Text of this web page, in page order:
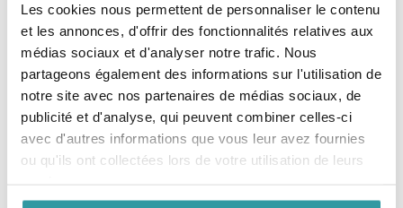
Les cookies nous permettent de personnaliser le contenu
et les annonces, d'offrir des fonctionnalités relatives aux
médias sociaux et d'analyser notre trafic. Nous
partageons également des informations sur l'utilisation de
notre site avec nos partenaires de médias sociaux, de
publicité et d'analyse, qui peuvent combiner celles-ci
avec d'autres informations que vous leur avez fournies
ou qu'ils ont collectées lors de votre utilisation de leurs
Membre du Syndicat National
des Sexologues Cliniciens
(SNSC), Toulouse,
Membre de la Société
Française de Sexologie
Clinique (SFSC), Paris.